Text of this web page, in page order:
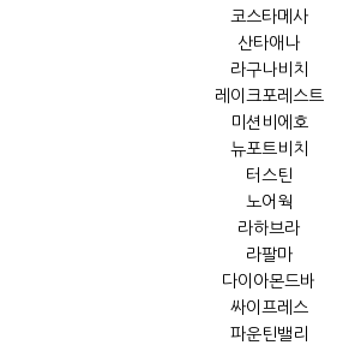
코스타메사
산타애나
라구나비치
레이크포레스트
미션비에호
뉴포트비치
터스틴
노어웍
라하브라
라팔마
다이아몬드바
싸이프레스
파운틴밸리